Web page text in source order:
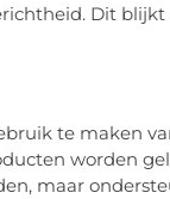
Dit
te maken
worden
maar